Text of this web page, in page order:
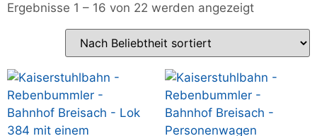
Ergebnisse 1 – 16 von 22 werden angezeigt